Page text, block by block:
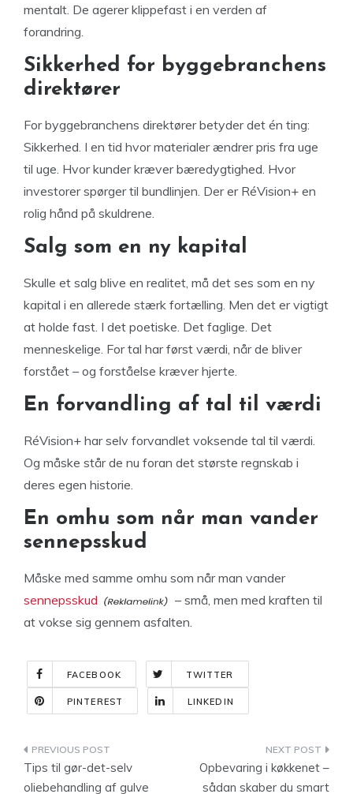
mentalt. De agerer klippefast i en verden af
forandring.
Sikkerhed for byggebranchens
direktører
For byggebranchens direktører betyder det én ting:
Sikkerhed. I en tid hvor materialer ændrer pris fra uge
til uge. Hvor kunder kræver bæredygtighed. Hvor
investorer spørger til bundlinjen. Der er RéVision+ en
rolig hånd på skuldrene.
Salg som en ny kapital
Skulle et salg blive en realitet, må det ses som en ny
kapital i en allerede stærk fortælling. Men det er vigtigt
at holde fast. I det poetiske. Det faglige. Det
menneskelige. For tal har først værdi, når de bliver
forstået – og forståelse kræver hjerte.
En forvandling af tal til værdi
RéVision+ har selv forvandlet voksende tal til værdi.
Og måske står de nu foran det største regnskab i
deres egen historie.
En omhu som når man vander
sennepsskud
Måske med samme omhu som når man vander
sennepsskud
– små, men med kraften til
at vokse sig gennem asfalten.
FACEBOOK TWITTER
PINTEREST LINKEDIN
Indlægsnavigation
Tips til gør-det-selv
oliebehandling af gulve
Opbevaring i køkkenet –
sådan skaber du smart